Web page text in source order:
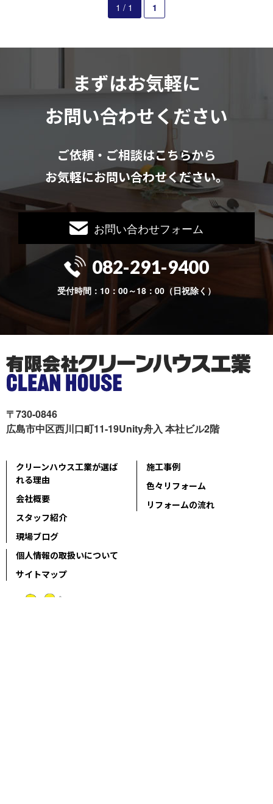
1 / 1 1
まずはお気軽に
お問い合わせください
ご依頼・ご相談はこちらから
お気軽にお問い合わせください。
お問い合わせフォーム
082-291-9400
受付時間：10：00～18：00（日祝除く）
〒730-0846
広島市中区西川口町11-19Unity舟入 本社ビル2階
クリーンハウス工業が選ば
れる理由
会社概要
スタッフ紹介
現場ブログ
施工事例
色々リフォーム
リフォームの流れ
個人情報の取扱いについて
サイトマップ